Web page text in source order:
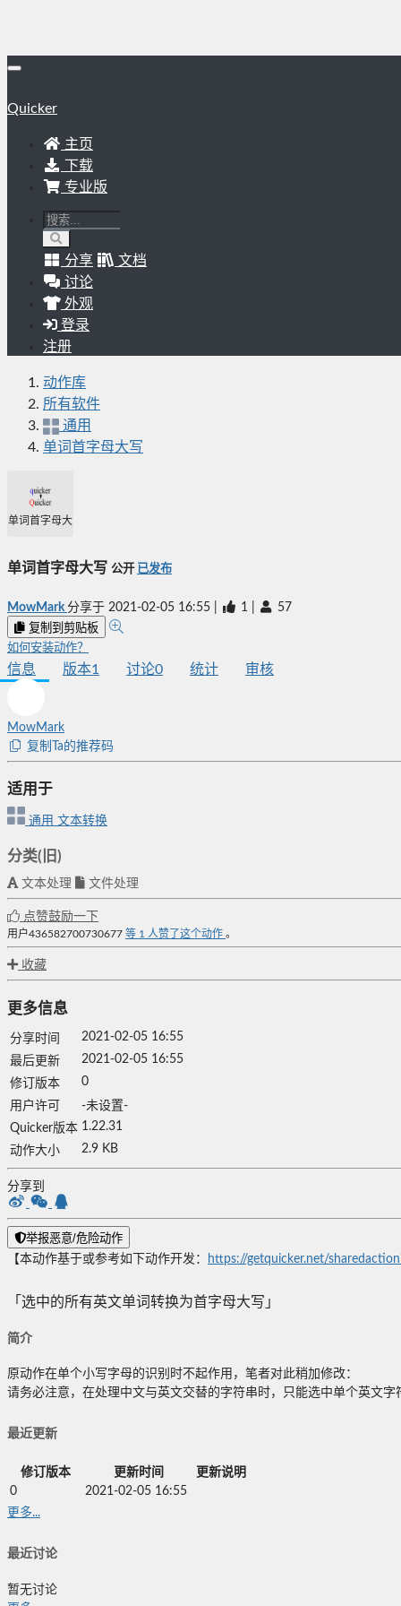
Quicker
主页
下载
专业版
分享
文档
讨论
外观
登录
注册
动作库
所有软件
通用
单词首字母大写
单词首字母大写
单词首字母大写 公开 已发布
MowMark 分享于 2021-02-05 16:55 1 57
复制到剪贴板
如何安装动作？
信息 版本1 讨论0 统计 审核
MowMark
复制Ta的推荐码
适用于
通用 文本转换
分类(旧)
文本处理 文件处理
点赞鼓励一下
用户436582700730677 等 1 人赞了这个动作 。
收藏
更多信息
分享时间
2021-02-05 16:55
最后更新
2021-02-05 16:55
修订版本
0
用户许可
-未设置-
Quicker版本 1.22.31
动作大小
2.9 KB
分享到
举报恶意/危险动作
【本动作基于或参考如下动作开发： https://getquicker.net/
「选中的所有英文单词转换为首字母大写」
简介
原动作在单个小写字母的识别时不起作用，笔者对此稍加修改：
请务必注意，在处理中文与英文交替的字符串时，只能选中单个英文字
最近更新
修订版本 更新时间
更新说明
0
2021-02-05 16:55
更多...
最近讨论
暂无讨论